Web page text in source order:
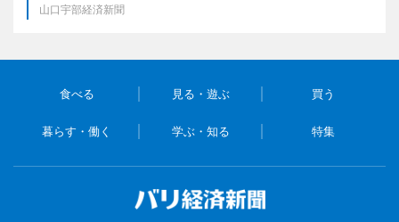
山口宇部経済新聞
食べる 見る・遊ぶ 買う
暮らす・働く 学ぶ・知る 特集